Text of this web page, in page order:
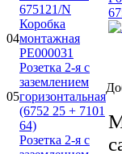
675121/N
04
Коробка
монтажная
PE000031
05
Розетка 2-я с
заземлением
горизонтальная
(6752 25 + 7101
64)
Розетка 2-я с